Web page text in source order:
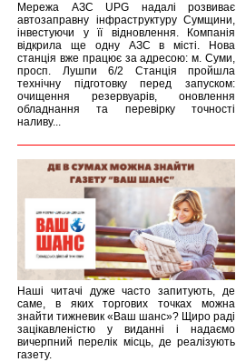
Мережа АЗС UPG надалі розвиває
автозаправну інфраструктуру Сумщини,
інвестуючи у її відновлення. Компанія
відкрила ще одну АЗС в місті. Нова
станція вже працює за адресою: м. Суми,
просп. Лушпи 6/2 Станція пройшла
технічну підготовку перед запуском:
очищення резервуарів, оновлення
обладнання та перевірку точності
наливу...
Наші читачі дуже часто запитують, де
саме, в яких торгових точках можна
знайти тижневик «Ваш шанс»? Щиро раді
зацікавленістю у виданні і надаємо
вичерпний перелік місць, де реалізують
газету.